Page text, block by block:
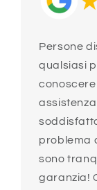
Persone
qualsiasi
conoscere
problema
sono
garanzia!